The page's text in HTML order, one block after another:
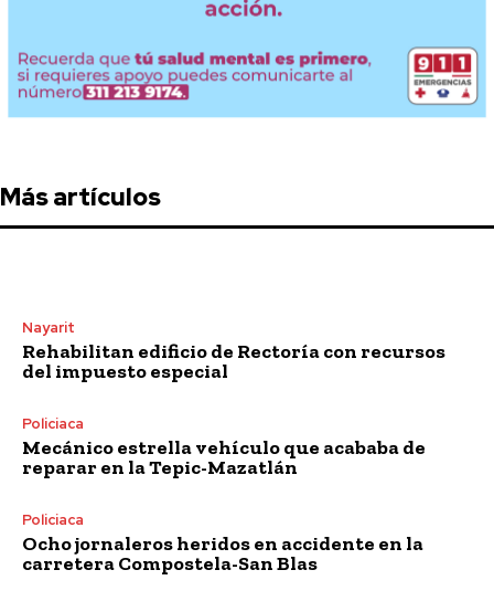
Más artículos
Nayarit
Rehabilitan edificio de Rectoría con recursos
del impuesto especial
Policiaca
Mecánico estrella vehículo que acababa de
reparar en la Tepic-Mazatlán
Policiaca
Ocho jornaleros heridos en accidente en la
carretera Compostela-San Blas